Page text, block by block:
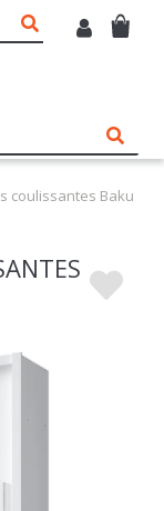
coulissantes Baku